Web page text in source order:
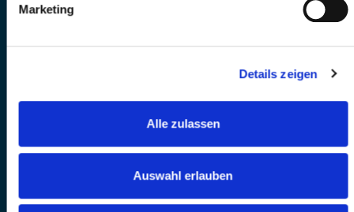
Marketing
Details zeigen
Alle zulassen
Auswahl erlauben